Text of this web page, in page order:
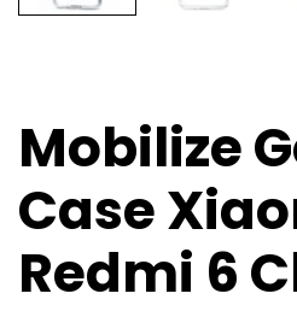
Mobilize
Case
Redmi 6